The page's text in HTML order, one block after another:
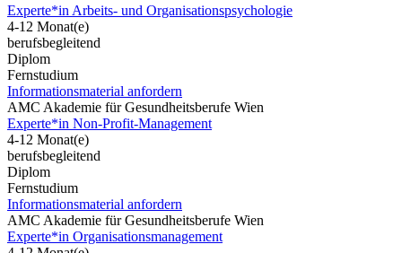
Experte*in Arbeits- und Organisationspsychologie
4-12 Monat(e)
berufsbegleitend
Diplom
Fernstudium
Informationsmaterial anfordern
AMC Akademie für Gesundheitsberufe Wien
Experte*in Non-Profit-Management
4-12 Monat(e)
berufsbegleitend
Diplom
Fernstudium
Informationsmaterial anfordern
AMC Akademie für Gesundheitsberufe Wien
Experte*in Organisationsmanagement